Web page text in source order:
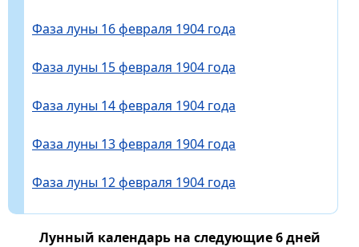
Фаза луны 16 февраля 1904 года
Фаза луны 15 февраля 1904 года
Фаза луны 14 февраля 1904 года
Фаза луны 13 февраля 1904 года
Фаза луны 12 февраля 1904 года
Лунный календарь на следующие 6 дней